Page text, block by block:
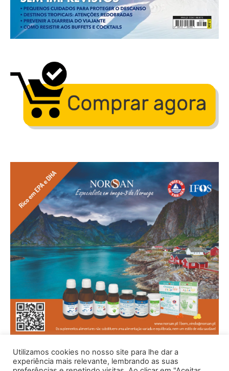
Utilizamos cookies no nosso site para lhe dar a
experiência mais relevante, lembrando as suas